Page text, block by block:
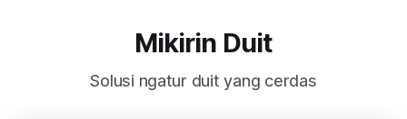
Mikirin Duit
Solusi ngatur duit yang cerdas